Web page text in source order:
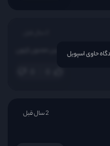
این سریال رو کنین ممنون ازتون
حاوی اسپویل
2 سال قبل